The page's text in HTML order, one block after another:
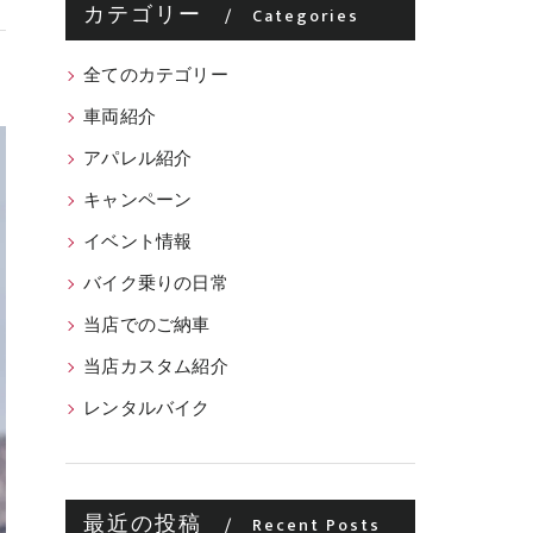
カテゴリー Categories
全てのカテゴリー
車両紹介
アパレル紹介
キャンペーン
イベント情報
バイク乗りの日常
当店でのご納車
当店カスタム紹介
レンタルバイク
最近の投稿 Recent Posts